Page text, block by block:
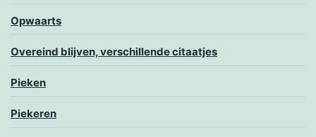
Opwaarts
Overeind blijven, verschillende citaatjes
Pieken
Piekeren